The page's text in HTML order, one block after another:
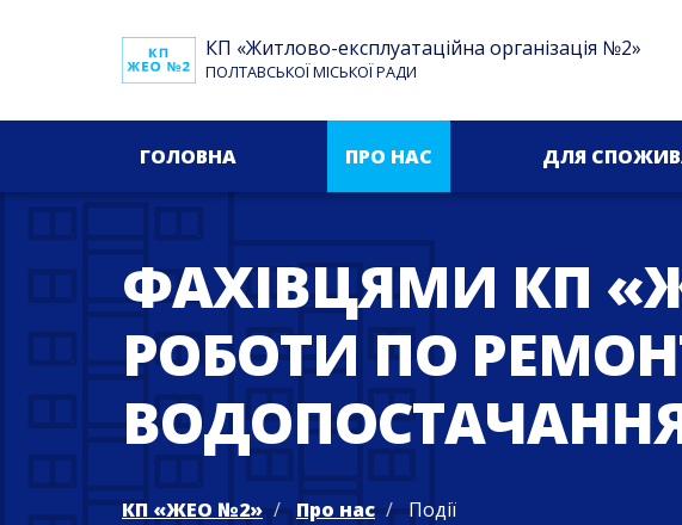
КП «Житлово-експлуатаційна організація №2»
ПОЛТАВСЬКОЇ МІСЬКОЇ РАДИ
ГОЛОВНА ПРО НАС ДЛЯ
ФАХІВЦЯМИ КП
РОБОТИ ПО
КП «ЖЕО №2» Про нас Події